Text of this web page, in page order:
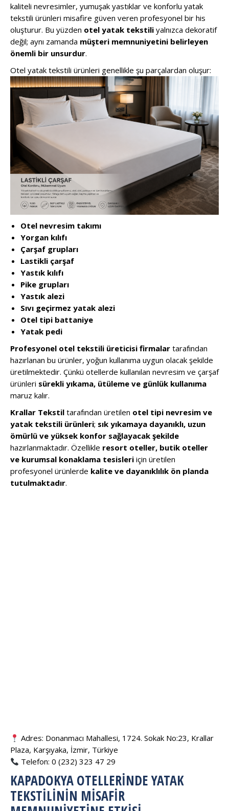
kaliteli nevresimler, yumuşak yastıklar ve konforlu yatak
tekstili ürünleri misafire güven veren profesyonel bir his
oluşturur. Bu yüzden otel yatak tekstili yalnızca dekoratif
değil; aynı zamanda müşteri memnuniyetini belirleyen
önemli bir unsurdur.
Otel yatak tekstili ürünleri genellikle şu parçalardan oluşur:
Otel nevresim takımı
Yorgan kılıfı
Çarşaf grupları
Lastikli çarşaf
Yastık kılıfı
Pike grupları
Yastık alezi
Sıvı geçirmez yatak alezi
Otel tipi battaniye
Yatak pedi
Profesyonel otel tekstili üreticisi firmalar tarafından
hazırlanan bu ürünler, yoğun kullanıma uygun olacak şekilde
üretilmektedir. Çünkü otellerde kullanılan nevresim ve çarşaf
ürünleri sürekli yıkama, ütüleme ve günlük kullanıma
maruz kalır.
Krallar Tekstil tarafından üretilen otel tipi nevresim ve
yatak tekstili ürünleri; sık yıkamaya dayanıklı, uzun
ömürlü ve yüksek konfor sağlayacak şekilde
hazırlanmaktadır. Özellikle resort oteller, butik oteller
ve kurumsal konaklama tesisleri için üretilen
profesyonel ürünlerde kalite ve dayanıklılık ön planda
tutulmaktadır.
Adres: Donanmacı Mahallesi, 1724. Sokak No:23, Krallar
Plaza, Karşıyaka, İzmir, Türkiye
Telefon: 0 (232) 323 47 29
KAPADOKYA OTELLERINDE YATAK
TEKSTILININ MISAFIR